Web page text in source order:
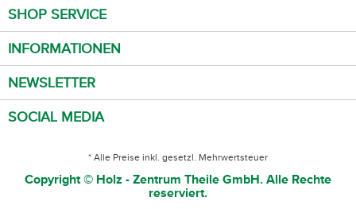
SHOP SERVICE
INFORMATIONEN
NEWSLETTER
SOCIAL MEDIA
* Alle Preise inkl. gesetzl. Mehrwertsteuer
Copyright © Holz - Zentrum Theile GmbH. Alle Rechte
reserviert.